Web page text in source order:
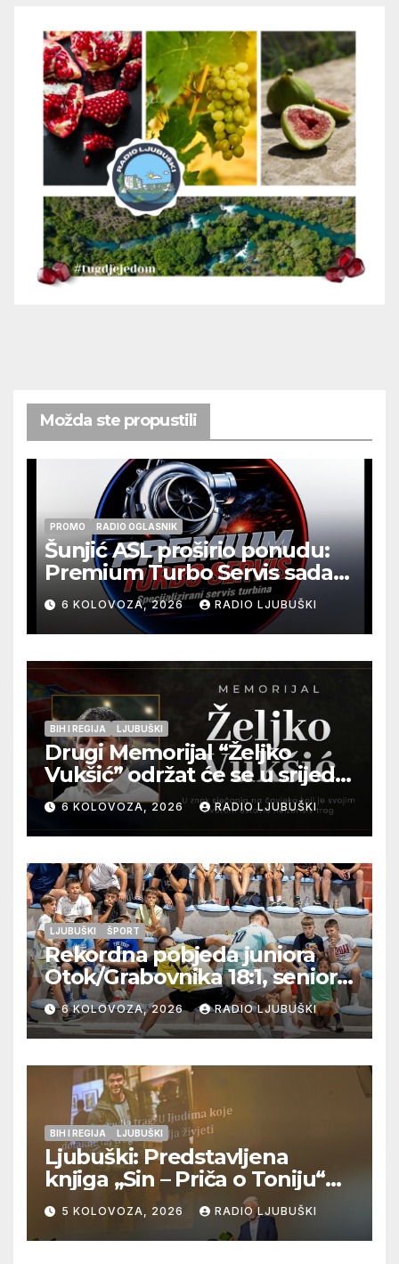
Možda ste propustili
PROMO RADIO OGLASNIK
Šunjić ASL proširio ponudu:
Premium Turbo Servis sada
na jednoj adresi u Ljubuškom
6 KOLOVOZA, 2026 RADIO LJUBUŠKI
BIH I REGIJA LJUBUŠKI
Drugi Memorijal “Željko
Vukšić” održat će se u srijedu
12. kolovoza u Otoku
6 KOLOVOZA, 2026 RADIO LJUBUŠKI
LJUBUŠKI ŠPORT
Rekordna pobjeda juniora
Otok/Grabovnika 18:1, seniori
Pregrađa u četvrtfinalu,
Veljaci i Cerno/Crnopod u
doigravanju, Grljevići završili
natjecanje
6 KOLOVOZA, 2026 RADIO LJUBUŠKI
BIH I REGIJA LJUBUŠKI
Ljubuški: Predstavljena
knjiga „Sin – Priča o Toniju“
dr. sc. Zdenka Hercega
5 KOLOVOZA, 2026 RADIO LJUBUŠKI